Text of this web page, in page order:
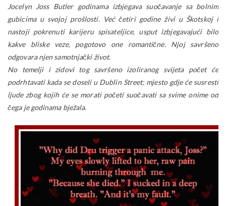
Jocelyn Joss Butler godinama izbjegava suočavanje sa bolnim
gubicima u svojoj prošlosti. Već četiri godine živi u Škotskoj i
nastoji pokrenuti karijeru spisateljice, usput izbjegavajući bilo
kakve bliske veze, pogotovo one romantične. Njoj savršeno
odgovara njen samotnjački život.
No temelji i zidovi tog savršeno izoliranog svijeta počet će
podrhtavati kada se doseli u Dublin Street; mjesto gdje će susresti
ljude zbog kojih će se morati početi suočavati sa svime onime od
čega je godinama bježala.